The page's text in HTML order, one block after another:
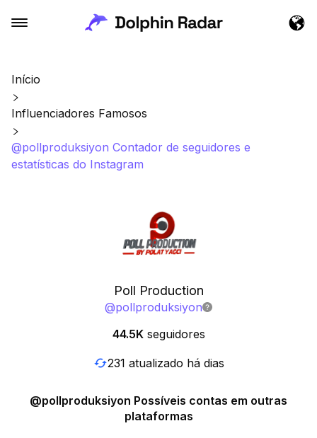
Início
Influenciadores Famosos
@pollproduksiyon Contador de seguidores e
estatísticas do Instagram
Poll Production
@pollproduksiyon
44.5K seguidores
231 atualizado há dias
@pollproduksiyon Possíveis contas em outras
plataformas